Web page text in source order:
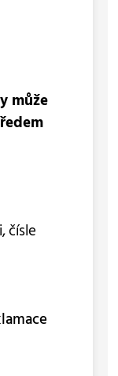
může
čísle